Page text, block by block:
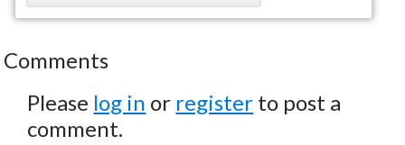
Comments
Please log in or register to post a
comment.